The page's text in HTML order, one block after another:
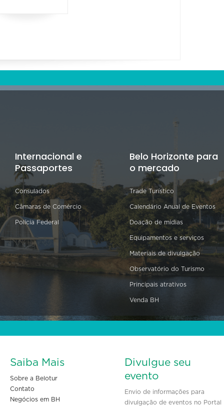
Internacional e
Passaportes
Consulados
Câmaras de Comércio
Polícia Federal
Belo Horizonte para
o mercado
Trade Turístico
Calendário Anual de Eventos
Doação de mídias
Equipamentos e serviços
Materiais de divulgação
Observatório do Turismo
Principais atrativos
Venda BH
Saiba Mais
Sobre a Belotur
Contato
Negócios em BH
Divulgue seu
evento
Envio de informações para
divulgação de eventos no Portal